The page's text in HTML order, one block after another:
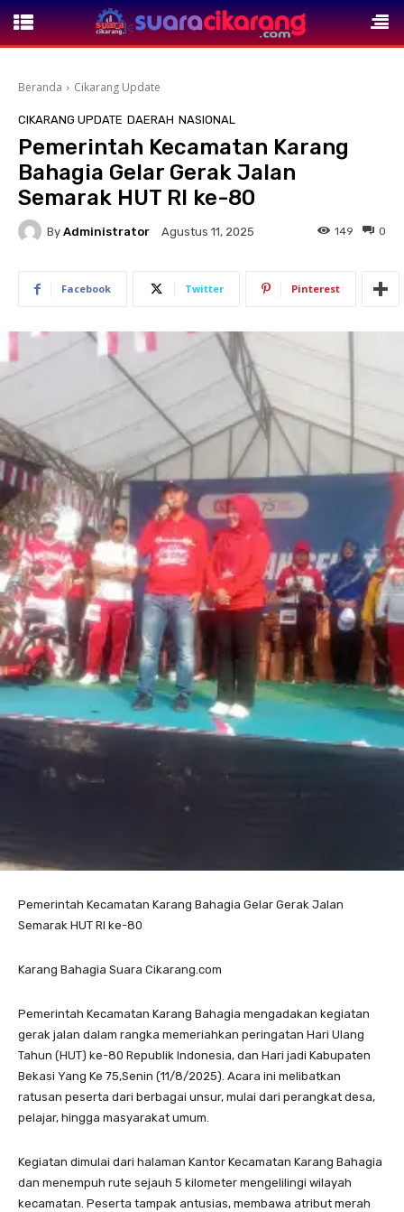
Beranda Cikarang Update
CIKARANG UPDATE DAERAH NASIONAL
Pemerintah Kecamatan Karang
Bahagia Gelar Gerak Jalan
Semarak HUT RI ke-80
By Administrator Agustus 11, 2025 0
149
Facebook Twitter Pinterest
Pemerintah Kecamatan Karang Bahagia Gelar Gerak Jalan
Semarak HUT RI ke-80
Karang Bahagia Suara Cikarang.com
Pemerintah Kecamatan Karang Bahagia mengadakan kegiatan
gerak jalan dalam rangka memeriahkan peringatan Hari Ulang
Tahun (HUT) ke-80 Republik Indonesia, dan Hari jadi Kabupaten
Bekasi Yang Ke 75,Senin (11/8/2025). Acara ini melibatkan
ratusan peserta dari berbagai unsur, mulai dari perangkat desa,
pelajar, hingga masyarakat umum.
Kegiatan dimulai dari halaman Kantor Kecamatan Karang Bahagia
dan menempuh rute sejauh 5 kilometer mengelilingi wilayah
kecamatan. Peserta tampak antusias, membawa atribut merah